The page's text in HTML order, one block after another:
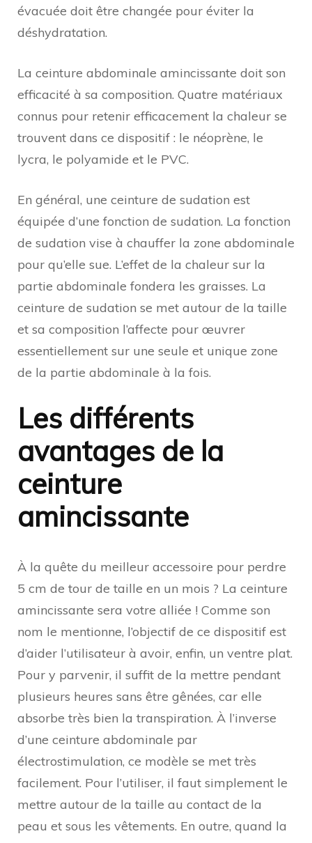
évacuée doit être changée pour éviter la
déshydratation.
La ceinture abdominale amincissante doit son
efficacité à sa composition. Quatre matériaux
connus pour retenir efficacement la chaleur se
trouvent dans ce dispositif : le néoprène, le
lycra, le polyamide et le PVC.
En général, une ceinture de sudation est
équipée d’une fonction de sudation. La fonction
de sudation vise à chauffer la zone abdominale
pour qu’elle sue. L’effet de la chaleur sur la
partie abdominale fondera les graisses. La
ceinture de sudation se met autour de la taille
et sa composition l’affecte pour œuvrer
essentiellement sur une seule et unique zone
de la partie abdominale à la fois.
Les différents
avantages de la
ceinture
amincissante
À la quête du meilleur accessoire pour perdre
5 cm de tour de taille en un mois ? La ceinture
amincissante sera votre alliée ! Comme son
nom le mentionne, l’objectif de ce dispositif est
d’aider l’utilisateur à avoir, enfin, un ventre plat.
Pour y parvenir, il suffit de la mettre pendant
plusieurs heures sans être gênées, car elle
absorbe très bien la transpiration. À l’inverse
d’une ceinture abdominale par
électrostimulation, ce modèle se met très
facilement. Pour l’utiliser, il faut simplement le
mettre autour de la taille au contact de la
peau et sous les vêtements. En outre, quand la